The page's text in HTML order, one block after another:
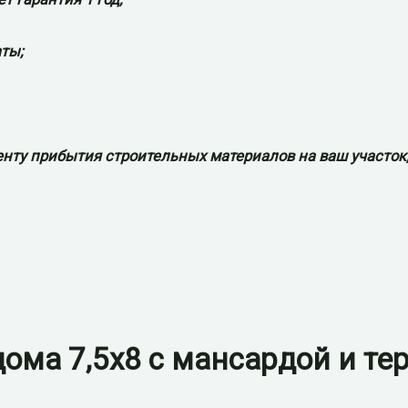
прибытия строительных материалов на ваш
7,5х8 с мансардой и